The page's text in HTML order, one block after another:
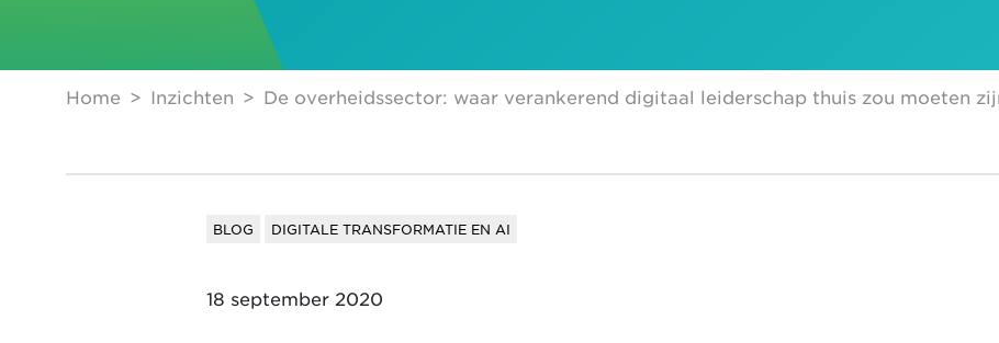
Home Inzichten De overheidssector: waar verankerend digitaal leiderschap thuis zou moeten
BLOG DIGITALE TRANSFORMATIE EN AI
18 september 2020